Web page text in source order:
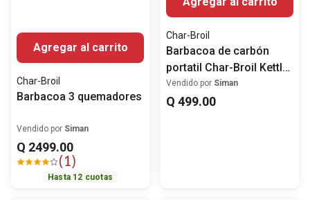
Agregar al carrito
Char-Broil
Barbacoa 3 quemadores
Vendido por Siman
Q 2499.00
( 1)
Hasta 12 cuotas
Char-Broil
Barbacoa de carbón
portatil Char-Broil Kettle
14
Vendido por Siman
Q 499.00